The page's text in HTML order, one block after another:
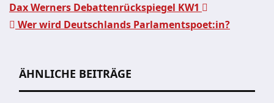
Dax Werners Debattenrückspiegel KW1
Wer wird Deutschlands Parlamentspoet:in?
ÄHNLICHE BEITRÄGE